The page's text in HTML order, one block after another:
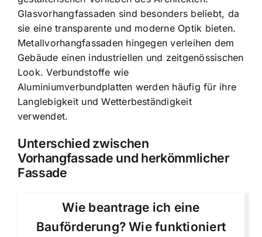
Glasvorhangfassaden sind besonders beliebt, da
sie eine transparente und moderne Optik bieten.
Metallvorhangfassaden hingegen verleihen dem
Gebäude einen industriellen und zeitgenössischen
Look. Verbundstoffe wie
Aluminiumverbundplatten werden häufig für ihre
Langlebigkeit und Wetterbeständigkeit
verwendet.
Unterschied zwischen
Vorhangfassade und herkömmlicher
Fassade
Wie beantrage ich eine
Bauförderung? Wie funktioniert